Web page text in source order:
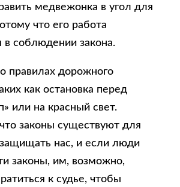
медвежонка в угол для
что его работа
в соблюдении закона.
правилах дорожного
как остановка перед
или на красный свет.
законы существуют для
нас, и если люди
законы, им, возможно,
к судье, чтобы